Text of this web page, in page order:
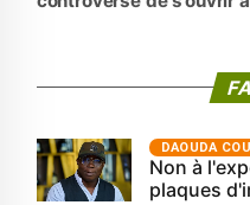
‎DAOUDA
Non à
plaques